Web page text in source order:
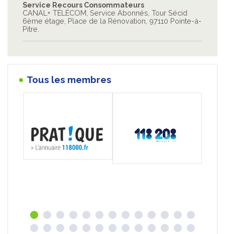
Service Recours Consommateurs
CANAL+ TÉLÉCOM, Service Abonnés, Tour Sécid
6ème étage, Place de la Rénovation, 97110 Pointe-à-
Pitre.
Tous les membres